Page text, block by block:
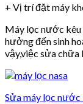
+ Vị trí đặt máy
Máy lọc nước kêu
hưởng đến sinh
vậy,việc sửa chữa
Sửa máy lọc nước